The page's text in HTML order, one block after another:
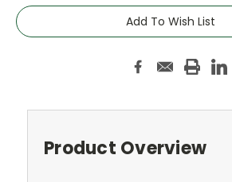
Add To Wish List
Product Overview